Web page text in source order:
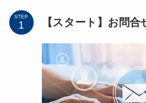
STEP 【スタート】お問合